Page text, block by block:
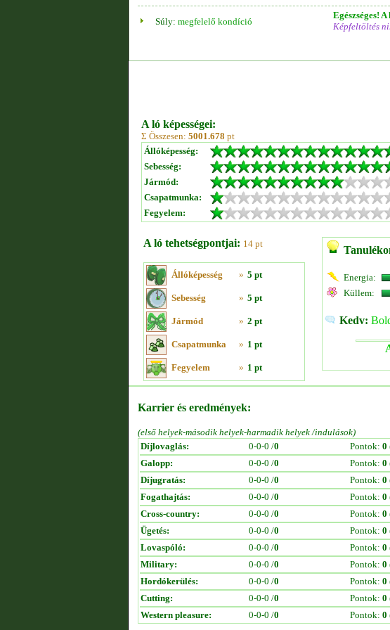
Súly: megfelelő kondíció
Egészséges!
Képfeltöltés
A ló képességei:
Σ Összesen: 5001.678 pt
Állóképesség:
Sebesség:
Jármód:
Csapatmunka:
Fegyelem:
A ló tehetségpontjai: 14 pt
Állóképesség » 5 pt
Sebesség » 5 pt
Jármód » 2 pt
Csapatmunka » 1 pt
Fegyelem » 1 pt
Energia:
Küllem:
Kedv:
Karrier és eredmények:
(első helyek-második helyek-harmadik helyek /indulások)
Díjlovaglás:
0-0-0 /0 Pontok: 0
Galopp:
0-0-0 /0 Pontok: 0
Díjugratás:
0-0-0 /0 Pontok: 0
Fogathajtás:
0-0-0 /0 Pontok: 0
Cross-country:
0-0-0 /0 Pontok: 0
Ügetés:
0-0-0 /0 Pontok: 0
Lovaspóló:
0-0-0 /0 Pontok: 0
Military:
0-0-0 /0 Pontok: 0
Hordókerülés:
0-0-0 /0 Pontok: 0
Cutting:
0-0-0 /0 Pontok: 0
Western pleasure:
0-0-0 /0 Pontok: 0